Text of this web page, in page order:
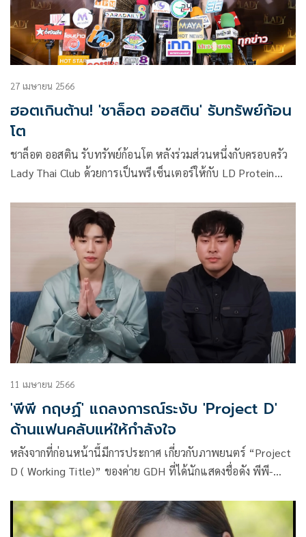
27 เมษายน 2566
ฮอตเกินต้าน! 'ชาล็อต ออสติน' รับทรัพย์ก้อน
โต
ชาล็อต ออสติน รับทรัพย์ก้อนโต หลังร่วมส่วนหนึ่งกับครอบครัว
Lady Thai Club ด้วยการเป็นพรีเซ็นเตอร์ให้กับ LD Protein
Chalotte Exclusive Night ณ Amber Meeting Room อิมแพ็
คอารีน่าเมืองทองธานี
11 เมษายน 2566
'พีพี กฤษฏ์' แถลงการณ์ระงับ 'Project D'
ด้านแฟนคลับแห่ให้กำลังใจ
หลังจากที่ก่อนหน้านี้มีการประกาศ เกี่ยวกับภาพยนตร์ “Project
D ( Working Title)” ของค่าย GDH ที่ได้นักแสดงชื่อดัง พีพี-
เกิดเสียงฮือฮาเป็นอย่างมากที่สองตัวท็อปของวงการบันเทิงมา
ร่วมงานกัน แต่ล่าสุดทาง GDH ได้ประกาศพับโปรเจกต์ดังกล่าว